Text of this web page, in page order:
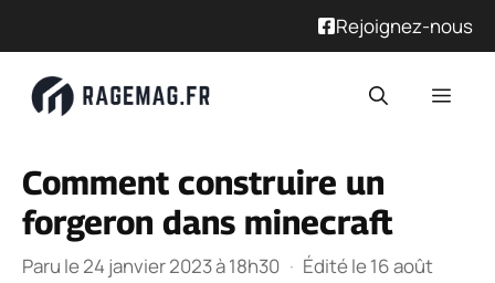
Rejoignez-nous
Comment construire un
forgeron dans minecraft
Paru le 24 janvier 2023 à 18h30 · Édité le 16 août